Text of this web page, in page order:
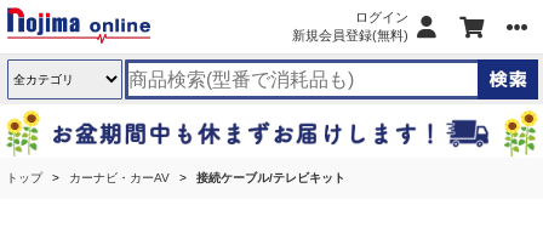
ログイン
新規会員登録(無料)
トップ カーナビ・カーAV 接続ケーブル/テレビキット